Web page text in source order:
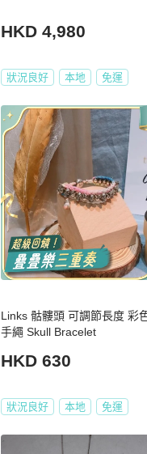
HKD 4,980
狀況良好 本地 免運
Links 骷髏頭 可調節長度 彩
手繩 Skull Bracelet
HKD 630
狀況良好 本地 免運